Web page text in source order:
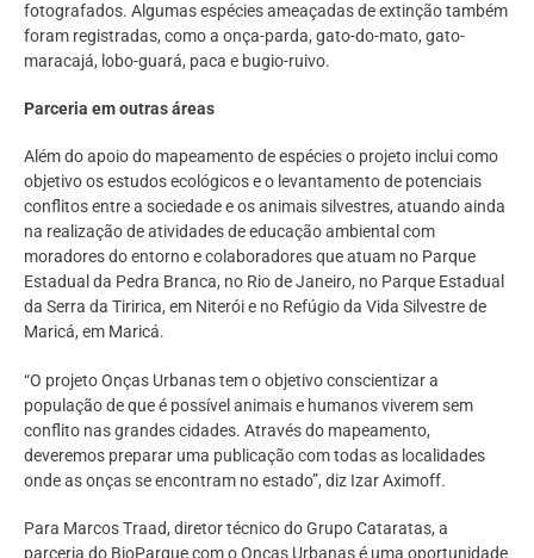
fotografados. Algumas espécies ameaçadas de extinção também
foram registradas, como a onça-parda, gato-do-mato, gato-
maracajá, lobo-guará, paca e bugio-ruivo.
Parceria em outras áreas
Além do apoio do mapeamento de espécies o projeto inclui como
objetivo os estudos ecológicos e o levantamento de potenciais
conflitos entre a sociedade e os animais silvestres, atuando ainda
na realização de atividades de educação ambiental com
moradores do entorno e colaboradores que atuam no Parque
Estadual da Pedra Branca, no Rio de Janeiro, no Parque Estadual
da Serra da Tiririca, em Niterói e no Refúgio da Vida Silvestre de
Maricá, em Maricá.
“O projeto Onças Urbanas tem o objetivo conscientizar a
população de que é possível animais e humanos viverem sem
conflito nas grandes cidades. Através do mapeamento,
deveremos preparar uma publicação com todas as localidades
onde as onças se encontram no estado”, diz Izar Aximoff.
Para Marcos Traad, diretor técnico do Grupo Cataratas, a
parceria do BioParque com o Onças Urbanas é uma oportunidade